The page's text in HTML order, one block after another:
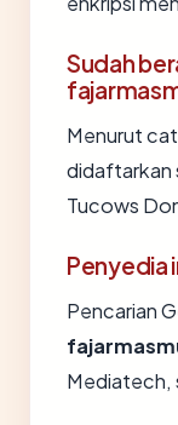
Sudah
Menurut
didaftarkan
Tucows
Penyedia
Pencarian
Mediatech,